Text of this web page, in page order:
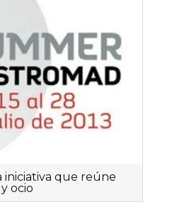
iniciativa que reúne
ocio